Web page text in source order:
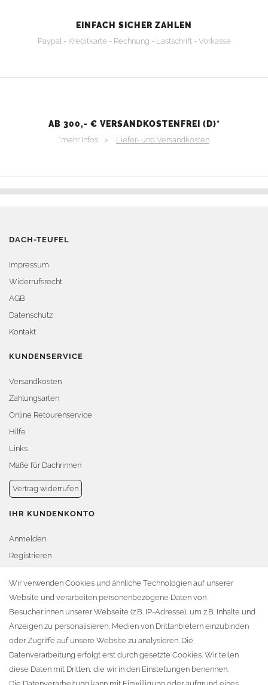
EINFACH SICHER ZAHLEN
Paypal - Kreditkarte - Rechnung - Lastschrift - Vorkasse
AB 300,- € VERSANDKOSTENFREI (D)*
*mehr Infos > Liefer- und Versandkosten
DACH-TEUFEL
Impressum
Widerrufsrecht
AGB
Datenschutz
Kontakt
KUNDENSERVICE
Versandkosten
Zahlungsarten
Online Retourenservice
Hilfe
Links
Maße für Dachrinnen
Vertrag widerrufen
IHR KUNDENKONTO
Anmelden
Registrieren
Warenkorb
Zur Kasse
KONTAKT
Fa. Steffen Jost
Söbrigener Weg 50
D-01796 Pirna
Wir verwenden Cookies und ähnliche Technologien auf unserer
Website und verarbeiten personenbezogene Daten von
Besucher:innen unserer Webseite (z.B. IP-Adresse), um z.B. Inhalte und
Anzeigen zu personalisieren, Medien von Drittanbietern einzubinden
oder Zugriffe auf unsere Website zu analysieren. Die
Datenverarbeitung erfolgt erst durch gesetzte Cookies. Wir teilen
diese Daten mit Dritten, die wir in den Einstellungen benennen.